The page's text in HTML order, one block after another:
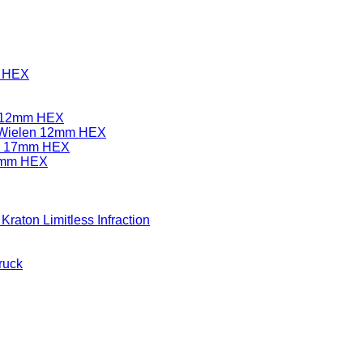
HEX
12mm HEX
HEX
HEX
Limitless Infraction